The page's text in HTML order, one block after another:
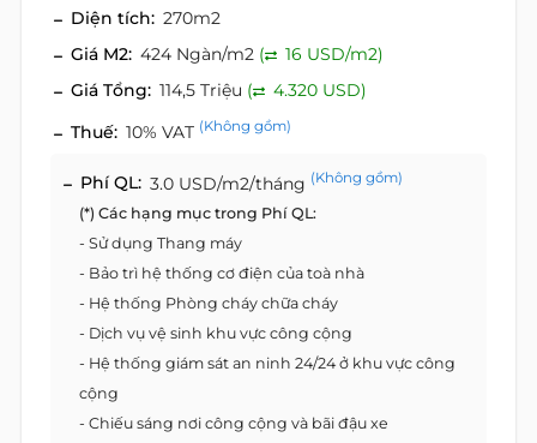
Diện tích: 270m2
Giá M2: 424 Ngàn/m2 (
16 USD/m2)
Giá Tổng: 114,5 Triệu (
4.320 USD)
Thuế: 10% VAT (Không gồm)
Phí QL: 3.0 USD/m2/tháng (Không gồm)
(*) Các hạng mục trong Phí QL:
- Sử dụng Thang máy
- Bảo trì hệ thống cơ điện của toà nhà
- Hệ thống Phòng cháy chữa cháy
- Dịch vụ vệ sinh khu vực công cộng
- Hệ thống giám sát an ninh 24/24 ở khu vực công
cộng
- Chiếu sáng nơi công cộng và bãi đậu xe